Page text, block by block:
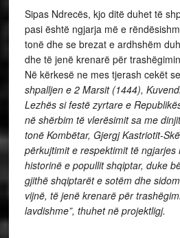
Sipas Ndrecës, kjo ditë duhet të
pasi është ngjarja më e
tonë dhe se brezat e ardhshëm
dhe të jenë krenarë për
Në kërkesë ne mes tjerash cekët se
shpalljen e 2 Marsit (1444),
Lezhës si festë zyrtare e
në shërbim të vlerësimit sa me
tonë Kombëtar, Gjergj Kastriotit-
përkujtimit e respektimit të
historinë e popullit shqiptar, duke
gjithë shqiptarët e sotëm dhe
vijnë, të jenë krenarë për
lavdishme”, thuhet në projektligj.